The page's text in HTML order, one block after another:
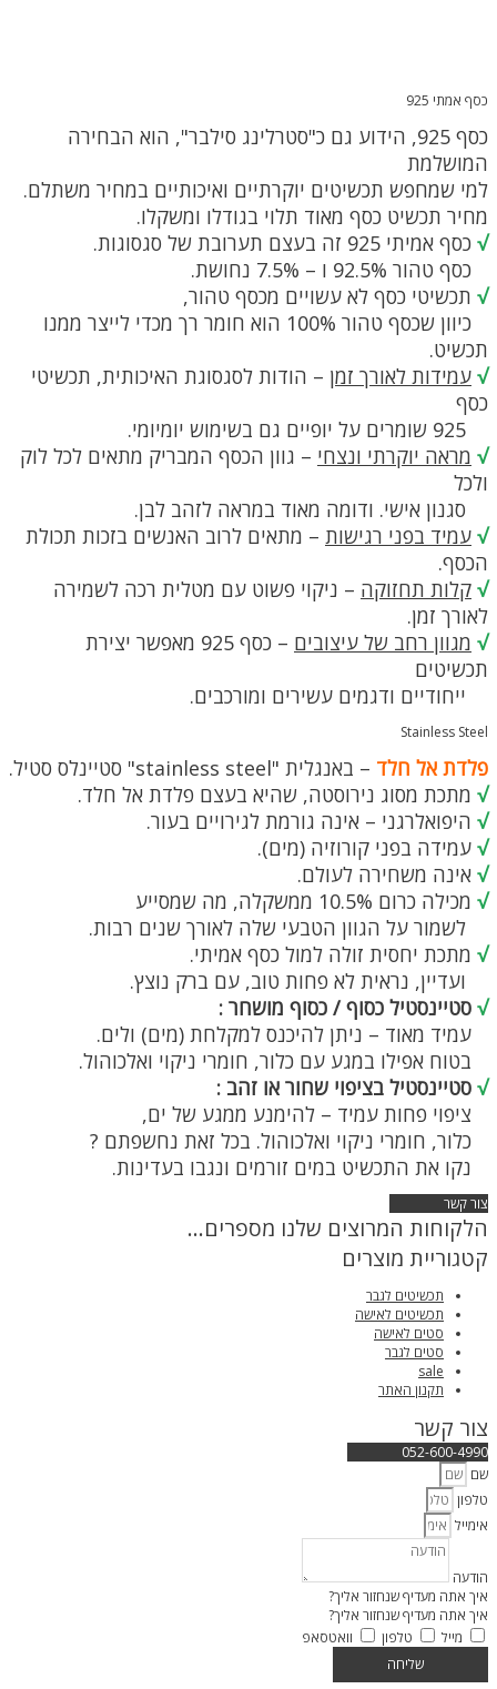
כסף אמתי 925
כסף 925, הידוע גם כ"סטרלינג סילבר", הוא הבחירה
המושלמת
למי שמחפש תכשיטים יוקרתיים ואיכותיים במחיר משתלם.
מחיר תכשיט כסף מאוד תלוי בגודלו ומשקלו.
√ כסף אמיתי 925 זה בעצם תערובת של סגסוגות.
כסף טהור 92.5% ו – 7.5% נחושת.
√ תכשיטי כסף לא עשויים מכסף טהור,
כיוון שכסף טהור 100% הוא חומר רך מכדי לייצר ממנו
תכשיט.
√ עמידות לאורך זמן – הודות לסגסוגת האיכותית, תכשיטי
כסף
√ מראה יוקרתי ונצחי – גוון הכסף המבריק מתאים לכל לוק
ולכל
סגנון אישי. ודומה מאוד במראה לזהב לבן.
√ עמיד בפני רגישות – מתאים לרוב האנשים בזכות תכולת
הכסף.
√ קלות תחזוקה – ניקוי פשוט עם מטלית רכה לשמירה
לאורך זמן.
√ מגוון רחב של עיצובים
– כסף 925 מאפשר יצירת
תכשיטים
ייחודיים ודגמים עשירים ומורכבים.
Stainless Steel
פלדת אל חלד – באנגלית "stainless steel" סטיינלס סטיל.
√ מתכת מסוג נירוסטה, שהיא בעצם פלדת אל חלד.
√ היפואלרגני – אינה גורמת לגירויים בעור.
√ עמידה בפני קורוזיה (מים).
√ אינה משחירה לעולם.
√ מכילה כרום 10.5% ממשקלה, מה שמסייע
לשמור על הגוון הטבעי שלה לאורך שנים רבות.
√ מתכת יחסית זולה למול כסף אמיתי.
ועדיין, נראית לא פחות טוב, עם ברק נוצץ.
√ סטיינסטיל כסוף / כסוף מושחר :
עמיד מאוד – ניתן להיכנס למקלחת (מים) ולים.
בטוח אפילו במגע עם כלור, חומרי ניקוי ואלכוהול.
√ סטיינסטיל בציפוי שחור או זהב :
ציפוי פחות עמיד – להימנע ממגע של ים,
כלור, חומרי ניקוי ואלכוהול. בכל זאת נחשפתם ?
נקו את התכשיט במים זורמים ונגבו בעדינות.
צור קשר
הלקוחות המרוצים שלנו מספרים...
קטגוריית מוצרים
תכשיטים לגבר
תכשיטים לאישה
סטים לאישה
סטים לגבר
sale
תקנון האתר
צור קשר
052-600-4990
שם
טלפון
אימייל
הודעה
איך אתה מעדיף שנחזור אליך?
איך אתה מעדיף שנחזור אליך?
מייל
טלפון
וואטסאפ
שליחה